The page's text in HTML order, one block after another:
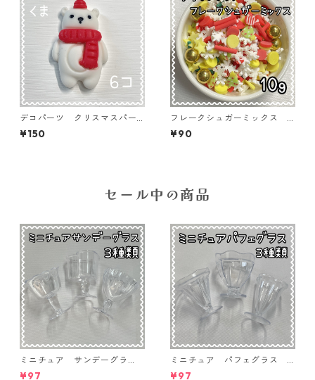
デコパーツ クリスマスパー
ツ くま 6個入り 貼り付け
パーツ【DP-xmas-mbr】
¥150
フレークシュガーミックス 1
0ｇ クリスマス 貼り付けパ
ーツ【FK-ⅹmas-MIX02】
¥90
セール中の商品
ミニチュア サンデーグラ
ス 3個入り【MNT-GLS-3P-
¥97
ミニチュア パフェグラス 3
個入り【MNT-GLS-3P-03】
¥97